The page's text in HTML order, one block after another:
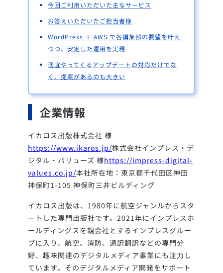
今回ご利用いただいた主なサービス
お答えいただいたご担当者様
WordPress ＋ AWS で各編集部の要望を叶え
つつ、安定した運用を実現
適宜やってくるアップデートの対応だけでな
く、提案があるのも大きい
企業情報
イカロス出版株式会社 様
https://www.ikaros.jp/株式会社インプレス・デ
ジタル・バリューズ 様https://impress-digital-
values.co.jp/本社所在地：東京都千代田区神田
神保町1-105 神保町三井ビルディング
イカロス出版は、1980年に航空ジャンルからスタ
ートした専門出版社です。2021年にインプレスホ
ールディングスを親会社とするインプレスグルー
プに入り、航空、消防、通訳翻訳などの専門分
野、趣味関連のデジタルメディア事業にも注力し
ています。そのデジタルメディア開発をサポート